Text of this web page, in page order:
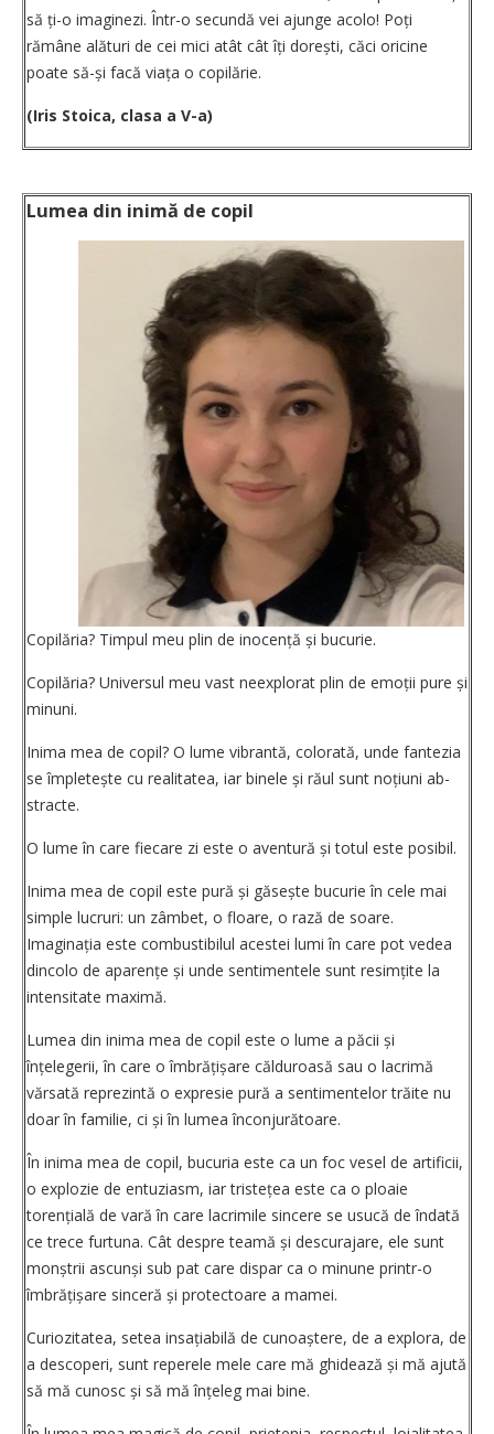
să ți-o imaginezi. Într-o secundă vei ajunge acolo! Poți
rămâne alături de cei mici atât cât îți dorești, căci oricine
poate să-și facă viața o copilărie.
(Iris Stoica, clasa a V-a)
Lumea din inimă de copil
Copilăria? Timpul meu plin de inocență și ­bucurie.
Copilăria? Universul meu vast neexplorat plin de emoții pure și
minuni.
Inima mea de copil? O lume vibrantă, colorată, unde fantezia
se împletește cu realitatea, iar binele și răul sunt noțiuni ab­
stracte.
O lume în care fiecare zi este o aventură și totul este posibil.
Inima mea de copil este pură și găsește bucurie în cele mai
simple lucruri: un zâmbet, o floare, o rază de soare.
Imaginația este combustibilul acestei lumi în care pot vedea
dincolo de aparențe și unde sentimentele sunt resimțite la
intensitate maximă.
Lumea din inima mea de copil este o lume a păcii și
înțelegerii, în care o îmbrățișare călduroasă sau o lacrimă
vărsată reprezintă o expresie pură a sentimentelor trăite nu
doar în familie, ci și în lumea înconjurătoare.
În inima mea de copil, bucuria este ca un foc vesel de artificii,
o explozie de entuziasm, iar tris­tețea este ca o ploaie
torențială de vară în care lacrimile sincere se usucă de îndată
ce trece ­furtuna. Cât despre teamă și descura­jare, ele sunt
monștrii ascunși sub pat care dispar ca o minune printr-o
îmbrățișare sinceră și protectoare a mamei.
Curiozitatea, setea insațiabilă de cunoaștere, de a explora, de
a descoperi, sunt reperele mele care mă ghidează și mă ajută
să mă cunosc și să mă înțeleg mai bine.